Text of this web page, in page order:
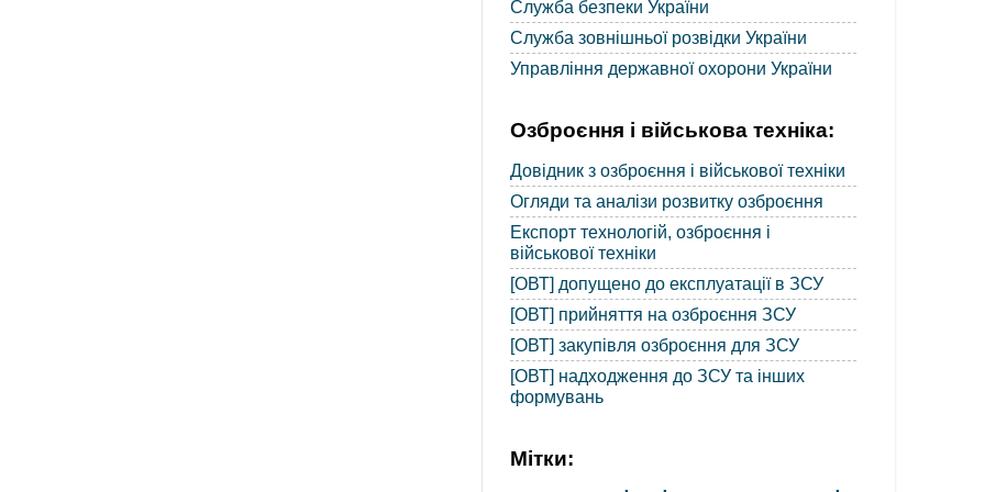
Служба безпеки України
Служба зовнішньої розвідки України
Управління державної охорони України
Озброєння і військова техніка:
Довідник з озброєння і військової техніки
Огляди та аналізи розвитку озброєння
Експорт технологій, озброєння і
військової техніки
[ОВТ] допущено до експлуатації в ЗСУ
[ОВТ] прийняття на озброєння ЗСУ
[ОВТ] закупівля озброєння для ЗСУ
[ОВТ] надходження до ЗСУ та інших
формувань
Мітки: